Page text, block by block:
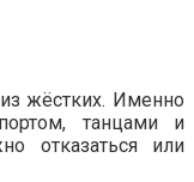
жёстких. Именно
танцами и
отказаться или